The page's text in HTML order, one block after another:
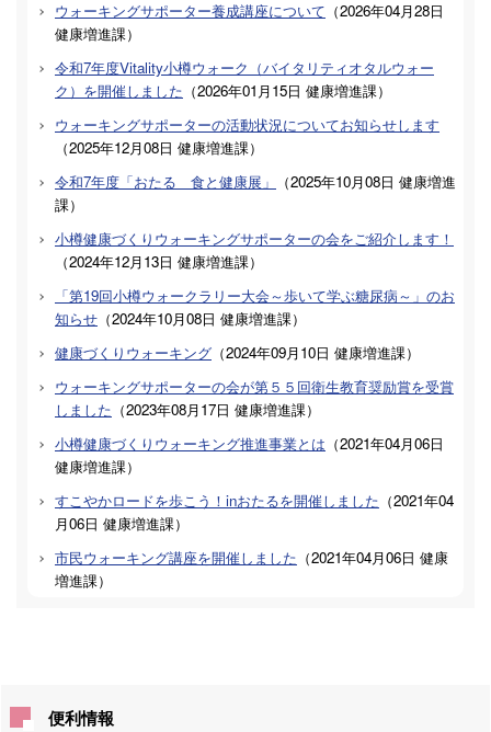
ウォーキングサポーター養成講座について （2026年04月28日
健康増進課）
令和7年度Vitality小樽ウォーク（バイタリティオタルウォー
ク）を開催しました （2026年01月15日 健康増進課）
ウォーキングサポーターの活動状況についてお知らせします
（2025年12月08日 健康増進課）
令和7年度「おたる 食と健康展」
（2025年10月08日 健康増進
課）
小樽健康づくりウォーキングサポーターの会をご紹介します！
（2024年12月13日 健康増進課）
「第19回小樽ウォークラリー大会～歩いて学ぶ糖尿病～」のお
知らせ （2024年10月08日 健康増進課）
健康づくりウォーキング （2024年09月10日 健康増進課）
ウォーキングサポーターの会が第５５回衛生教育奨励賞を受賞
しました （2023年08月17日 健康増進課）
小樽健康づくりウォーキング推進事業とは （2021年04月06日
健康増進課）
すこやかロードを歩こう！inおたるを開催しました （2021年04
月06日 健康増進課）
市民ウォーキング講座を開催しました （2021年04月06日 健康
増進課）
便利情報